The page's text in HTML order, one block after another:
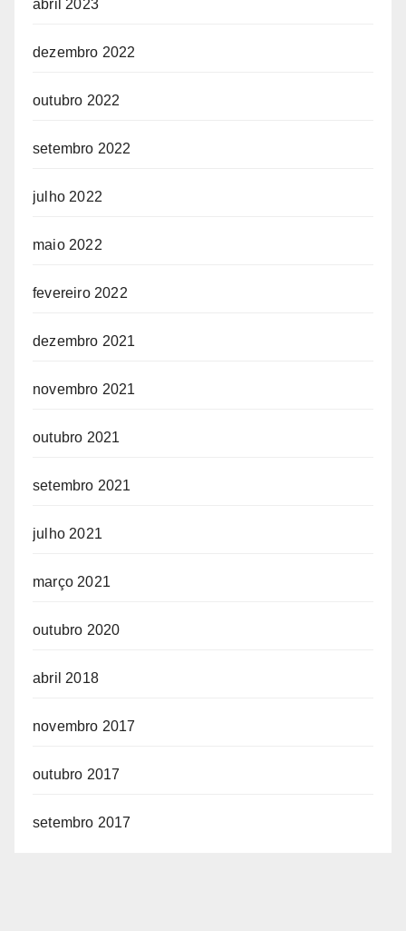
abril 2023
dezembro 2022
outubro 2022
setembro 2022
julho 2022
maio 2022
fevereiro 2022
dezembro 2021
novembro 2021
outubro 2021
setembro 2021
julho 2021
março 2021
outubro 2020
abril 2018
novembro 2017
outubro 2017
setembro 2017